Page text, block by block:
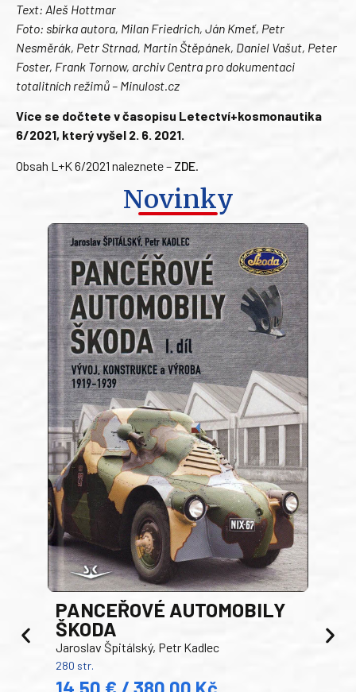
Text: Aleš Hottmar
Foto: sbírka autora, Milan Friedrich, Ján Kmeť, Petr
Nesměrák, Petr Strnad, Martin Štěpánek, Daniel Vašut, Peter
Foster, Frank Tornow, archiv Centra pro dokumentaci
totalitních režimů – Minulost.cz
Více se dočtete v časopisu Letectví+kosmonautika
6/2021, který vyšel 2. 6. 2021.
Obsah L+K 6/2021 naleznete – ZDE
Novinky
PANCEŘOVÉ AUTOMOBILY
ŠKODA
Jaroslav Špitálský, Petr Kadlec
280 str.